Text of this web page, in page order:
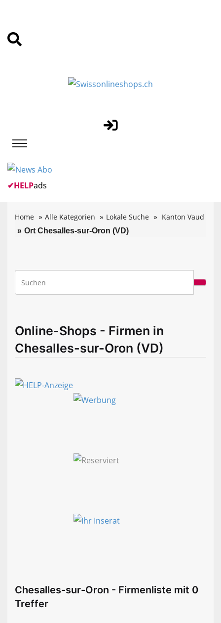
✔HELPads
Home Alle Kategorien Lokale Suche Kanton Vaud
Ort Chesalles-sur-Oron (VD)
Online-Shops - Firmen in
Chesalles-sur-Oron (VD)
Chesalles-sur-Oron - Firmenliste mit 0
Treffer